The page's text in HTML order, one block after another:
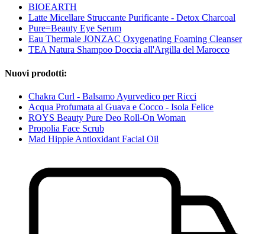
BIOEARTH
Latte Micellare Struccante Purificante - Detox Charcoal
Pure=Beauty Eye Serum
Eau Thermale JONZAC Oxygenating Foaming Cleanser
TEA Natura Shampoo Doccia all'Argilla del Marocco
Nuovi prodotti:
Chakra Curl - Balsamo Ayurvedico per Ricci
Acqua Profumata al Guava e Cocco - Isola Felice
ROYS Beauty Pure Deo Roll-On Woman
Propolia Face Scrub
Mad Hippie Antioxidant Facial Oil